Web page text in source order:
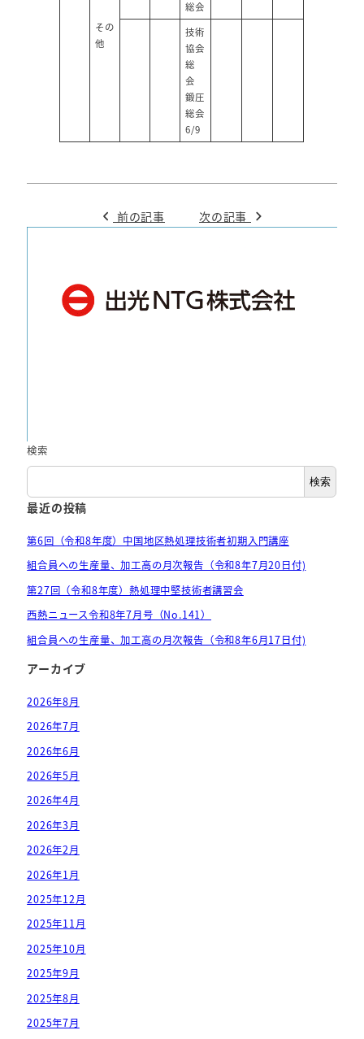
その
他
総会
技術
協会
総
会
鍛圧
総会
6/9
前の記事 次の記事
検索
検索
最近の投稿
第6回（令和8年度）中国地区熱処理技術者初期入門講座
組合員への生産量、加工高の月次報告（令和8年7月20日付)
第27回（令和8年度）熱処理中堅技術者講習会
西熱ニュース令和8年7月号（No.141）
組合員への生産量、加工高の月次報告（令和8年6月17日付)
アーカイブ
2026年8月
2026年7月
2026年6月
2026年5月
2026年4月
2026年3月
2026年2月
2026年1月
2025年12月
2025年11月
2025年10月
2025年9月
2025年8月
2025年7月